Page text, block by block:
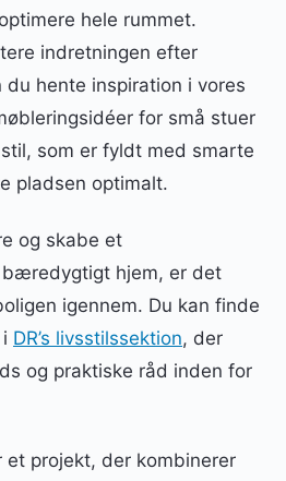
hele rummet.
indretningen efter
hente inspiration i vores
for små stuer
som er fyldt med smarte
pladsen optimalt.
og skabe et
hjem, er det
igennem. Du kan finde
DR’s livsstilssektion, der
og praktiske råd inden for
projekt, der kombinerer